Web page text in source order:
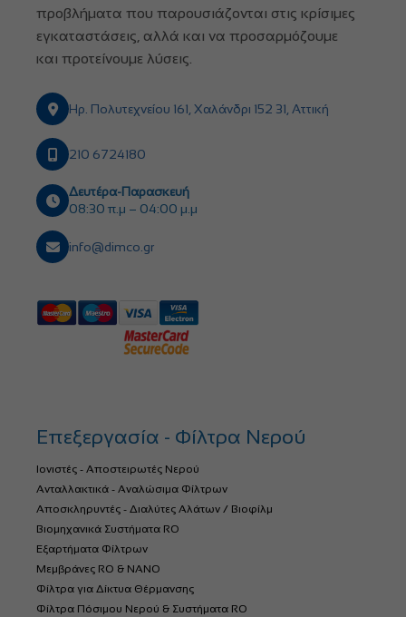
προβλήματα που παρουσιάζονται στις κρίσιμες
εγκαταστάσεις, αλλά και να προσαρμόζουμε
και προτείνουμε λύσεις.
Ηρ. Πολυτεχνείου 161, Χαλάνδρι 152 31, Αττική
210 6724180
Δευτέρα-Παρασκευή
08:30 π.μ – 04:00 μ.μ
info@dimco.gr
Επεξεργασία - Φίλτρα Νερού
Ιονιστές - Αποστειρωτές Νερού
Ανταλλακτικά - Αναλώσιμα Φίλτρων
Αποσκληρυντές - Διαλύτες Αλάτων / Βιοφίλμ
Βιομηχανικά Συστήματα RO
Εξαρτήματα Φίλτρων
Μεμβράνες RO & NANO
Φίλτρα για Δίκτυα Θέρμανσης
Φίλτρα Πόσιμου Νερού & Συστήματα RO